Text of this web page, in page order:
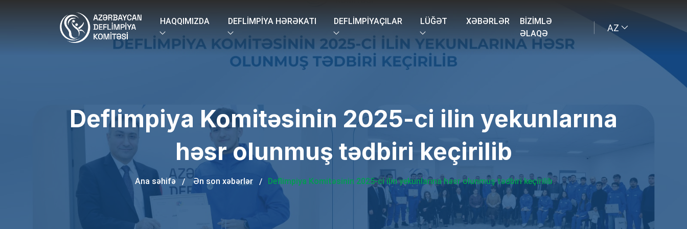
HAQQIMIZDA DEFLIMPIYA HƏRƏKATI DEFLIMPIYAÇILAR LÜĞƏT XƏBƏRLƏR
BIZIMLƏ
ƏLAQƏ
AZ
Deflimpiya Komitəsinin 2025-ci ilin yekunlarına
həsr olunmuş tədbiri keçirilib
Ana səhifə Ən son xəbərlər Deflimpiya Komitəsinin 2025-ci ilin yekunlarına həsr olunmuş tədbiri keçirilib